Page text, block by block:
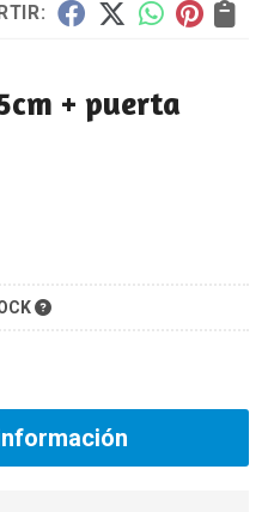
+ puerta